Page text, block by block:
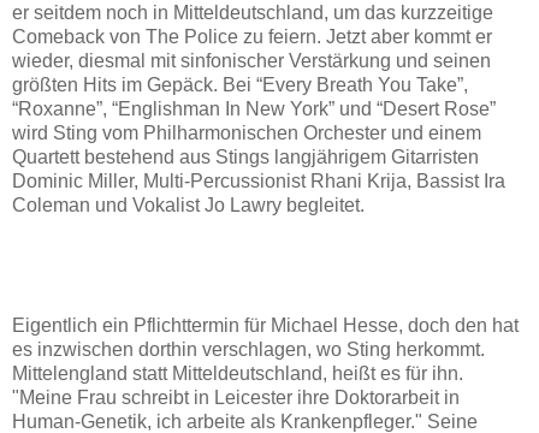
er seitdem noch in Mitteldeutschland, um das kurzzeitige
Comeback von The Police zu feiern. Jetzt aber kommt er
wieder, diesmal mit sinfonischer Verstärkung und seinen
größten Hits im Gepäck. Bei “Every Breath You Take”,
“Roxanne”, “Englishman In New York” und “Desert Rose”
wird Sting vom Philharmonischen Orchester und einem
Quartett bestehend aus Stings langjährigem Gitarristen
Dominic Miller, Multi-Percussionist Rhani Krija, Bassist Ira
Coleman und Vokalist Jo Lawry begleitet.
Eigentlich ein Pflichttermin für Michael Hesse, doch den hat
es inzwischen dorthin verschlagen, wo Sting herkommt.
Mittelengland statt Mitteldeutschland, heißt es für ihn.
"Meine Frau schreibt in Leicester ihre Doktorarbeit in
Human-Genetik, ich arbeite als Krankenpfleger." Seine